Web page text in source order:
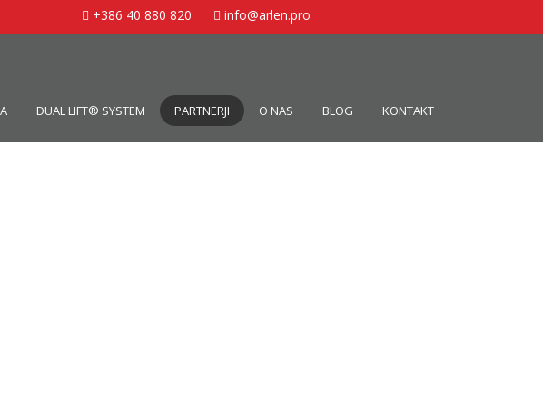
+386 40 880 820 info@arlen.pro
DUAL LIFT® SYSTEM PARTNERJI O NAS BLOG KONTAKT